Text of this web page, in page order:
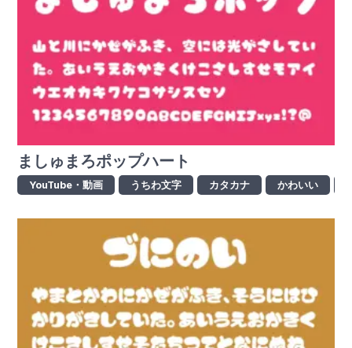
ましゅまろポップハート
YouTube・動画 うちわ文字 カタカナ かわいい